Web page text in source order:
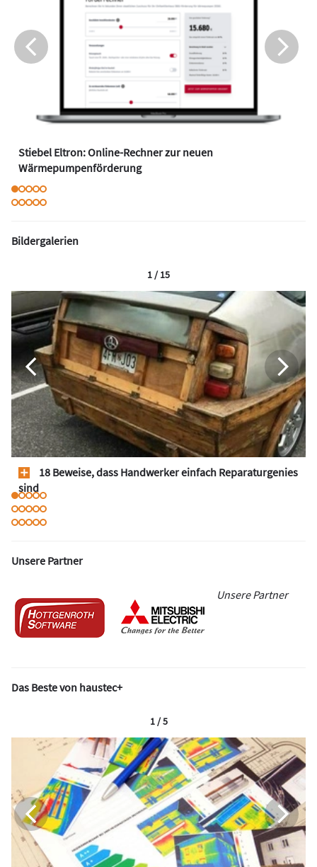
Stiebel Eltron: Online-Rechner zur neuen
Wärmepumpenförderung
Bildergalerien
18 Beweise, dass Handwerker einfach Reparaturgenies
sind
1 / 15
Unsere Partner
Unsere Partner
Das Beste von haustec+
1 / 5